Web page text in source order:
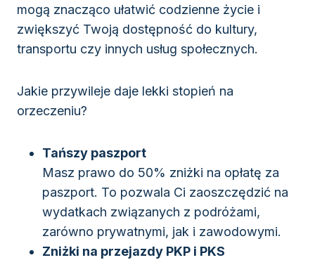
mogą znacząco ułatwić codzienne życie i
zwiększyć Twoją dostępność do kultury,
transportu czy innych usług społecznych.
Jakie przywileje daje lekki stopień na
orzeczeniu?
Tańszy paszport
Masz prawo do 50% zniżki na opłatę za
paszport. To pozwala Ci zaoszczędzić na
wydatkach związanych z podróżami,
zarówno prywatnymi, jak i zawodowymi.
Zniżki na przejazdy PKP i PKS